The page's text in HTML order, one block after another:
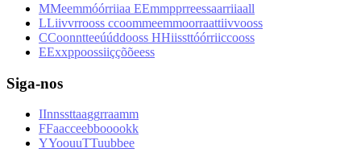
MMeemmóórriiaa EEmmpprreessaarriiaall
LLiivvrrooss ccoommeemmoorraattiivvooss
CCoonntteeúúddooss HHiissttóórriiccooss
EExxppoossiiççõõeess
Siga-nos
IInnssttaaggrraamm
FFaacceebbooookk
YYoouuTTuubbee